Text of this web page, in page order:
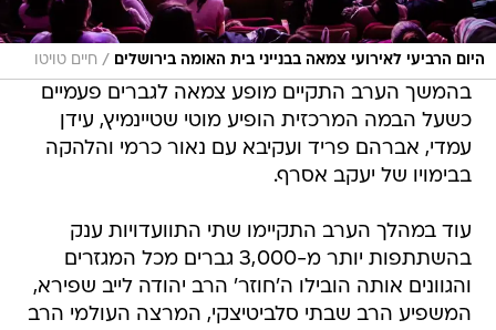
היום הרביעי לאירועי צמאה בבנייני בית האומה בירושלים / חיים טויטו
בהמשך הערב התקיים מופע צמאה לגברים פעמיים
כשעל הבמה המרכזית הופיע מוטי שטיינמיץ, עידן
עמדי, אברהם פריד ועקיבא עם נאור כרמי והלהקה
בבימויו של יעקב אסרף.
עוד במהלך הערב התקיימו שתי התוועדויות ענק
בהשתתפות יותר מ-3,000 גברים מכל המגזרים
והגוונים אותה הובילו ה'חוזר' הרב יהודה לייב שפירא,
המשפיע הרב שבתי סלביטיצקי, המרצה העולמי הרב